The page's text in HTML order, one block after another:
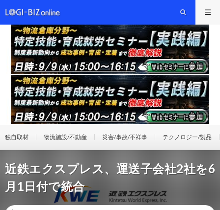
独自取材 物流施設/不動産 災害/事故/不祥事 テクノロジー/製品
近鉄エクスプレス、運送子会社2社を6
月1日付で統合